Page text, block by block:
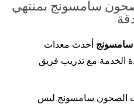
سامسونج بمنتهي
سامسونج أحدث معدات
الخدمة مع تدريب فريق
الصحون سامسونج ليس